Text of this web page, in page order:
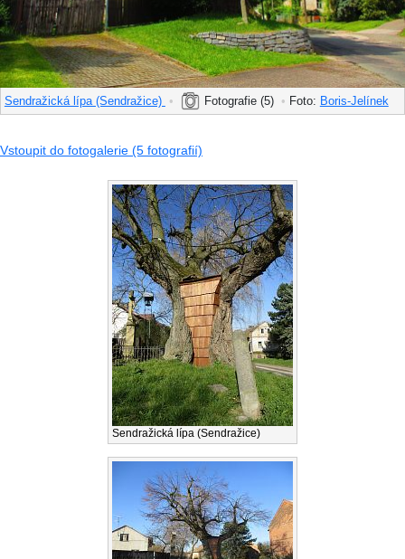
Sendražická lípa (Sendražice) • Fotografie (5) • Foto: Boris-Jelínek
Vstoupit do fotogalerie (5 fotografií)
Sendražická lípa (Sendražice)